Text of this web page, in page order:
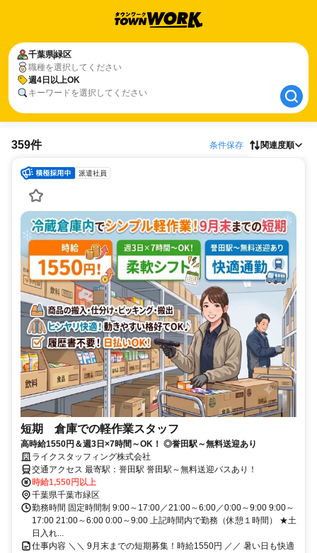
千葉県緑区
職種を選択してください
週4日以上OK
キーワードを選択してください
千葉県緑区
週4日以上OK
359件 条件保存 関連度順
派遣社員
短期 倉庫での軽作業スタッフ
高時給1550円＆週3日×7時間～OK！ ◎誉田駅～無料送迎あり
ライクスタッフィング株式会社
交通アクセス 最寄駅：誉田駅 誉田駅～無料送迎バスあり！
時給1,550円以上
千葉県千葉市緑区
勤務時間 固定時間制 9:00～17:00／21:00～6:00／0:00～9:00 9:00～
17:00 21:00～6:00 0:00～9:00 上記時間内で勤務（休憩１時間） ★土
日入れ...
仕事内容 ＼＼ 9月末までの短期募集！時給1550円 ／／ 暑い日も快適